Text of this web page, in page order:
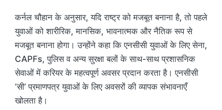
कर्नल चौहान के अनुसार, यदि राष्ट्र को मजबूत बनाना है, तो पहले
युवाओं को शारीरिक, मानसिक, भावनात्मक और नैतिक रूप से
मजबूत बनाना होगा। उन्होंने कहा कि एनसीसी युवाओं के लिए सेना,
CAPFs, पुलिस व अन्य सुरक्षा बलों के साथ-साथ प्रशासनिक
सेवाओं में करियर के महत्वपूर्ण अवसर प्रदान करता है। एनसीसी
‘सी’ प्रमाणपत्र युवाओं के लिए अवसरों की व्यापक संभावनाएँ
खोलता है।